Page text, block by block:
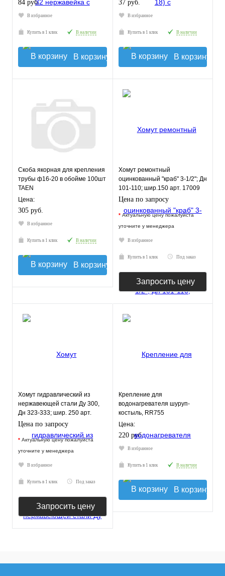
84 руб.
В избранное
Купить в 1 клик В наличии
В корзину
37 руб.
В избранное
Купить в 1 клик В наличии
В корзину
Скоба якорная для крепления
трубы ф16-20 в обойме 100шт
TAEN
Цена:
305 руб.
В избранное
Купить в 1 клик В наличии
В корзину
Хомут ремонтный
оцинкованный "краб" 3-1/2"; Дн
101-110; шир.150 арт. 17009
Цена по запросу
* Актуальную цену пожалуйста
уточните у менеджера
В избранное
Купить в 1 клик Под заказ
Запросить цену
Хомут гидравлический из
нержавеющей стали Ду 300,
Дн 323-333; шир. 250 арт.
18415
Цена по запросу
* Актуальную цену пожалуйста
уточните у менеджера
В избранное
Купить в 1 клик Под заказ
Запросить цену
Крепление для
водонагревателя шуруп-
костыль, RR755
Цена:
220 руб.
В избранное
Купить в 1 клик В наличии
В корзину